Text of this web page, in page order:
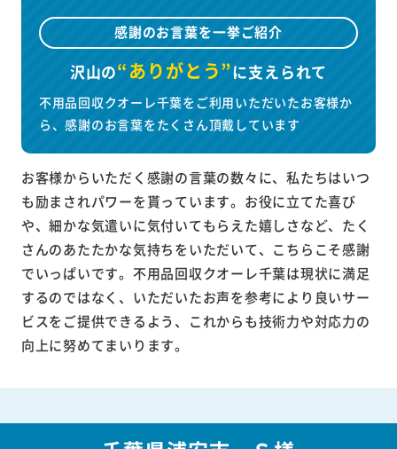
感謝のお言葉を一挙ご紹介
沢山の“ありがとう”に支えられて
不用品回収クオーレ千葉をご利用いただいたお客様か
ら、感謝のお言葉をたくさん頂戴しています
お客様からいただく感謝の言葉の数々に、私たちはいつ
も励まされパワーを貰っています。お役に立てた喜び
や、細かな気遣いに気付いてもらえた嬉しさなど、たく
さんのあたたかな気持ちをいただいて、こちらこそ感謝
でいっぱいです。不用品回収クオーレ千葉は現状に満足
するのではなく、いただいたお声を参考により良いサー
ビスをご提供できるよう、これからも技術力や対応力の
向上に努めてまいります。